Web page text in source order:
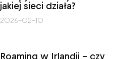
jakiej sieci działa?
2026-02-10
Roaming w Irlandii – czy